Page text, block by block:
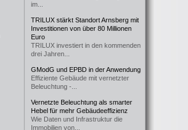
im...
TRILUX stärkt Standort Arnsberg mit
Investitionen von über 80 Millionen
Euro
TRILUX investiert in den kommenden
drei Jahren...
GModG und EPBD in der Anwendung
Effiziente Gebäude mit vernetzter
Beleuchtung -...
Vernetzte Beleuchtung als smarter
Hebel für mehr Gebäudeeffizienz
Wie Daten und Infrastruktur die
Immobilien von...